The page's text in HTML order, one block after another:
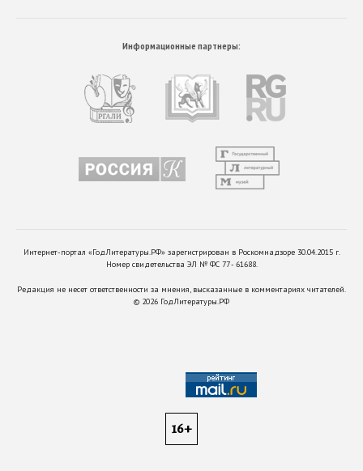
Информационные партнеры:
Интернет-портал «ГодЛитературы.РФ» зарегистрирован в Роскомнадзоре 30.04.2015 г.
Номер свидетельства ЭЛ № ФС 77 - 61688.
Редакция не несет ответственности за мнения, высказанные в комментариях читателей.
© 2026 ГодЛитературы.РФ
16+